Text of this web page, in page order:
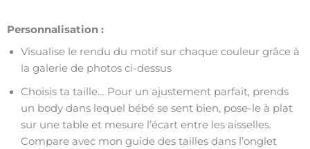
Personnalisation :
Visualise le rendu du motif sur chaque couleur grâce à
la galerie de photos ci-dessus
Choisis ta taille… Pour un ajustement parfait, prends
un body dans lequel bébé se sent bien, pose-le à plat
sur une table et mesure l’écart entre les aisselles.
Compare avec mon guide des tailles dans l’onglet